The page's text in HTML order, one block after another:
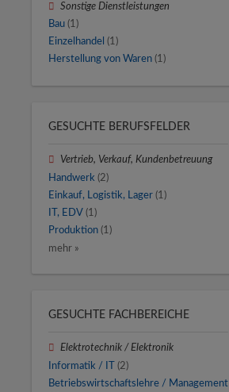
Sonstige Dienstleistungen
Bau (1)
Einzelhandel (1)
Herstellung von Waren (1)
GESUCHTE BERUFSFELDER
Vertrieb, Verkauf, Kundenbetreuung
Handwerk (2)
Einkauf, Logistik, Lager (1)
IT, EDV (1)
Produktion (1)
mehr »
GESUCHTE FACHBEREICHE
Elektrotechnik / Elektronik
Informatik / IT
(2)
Betriebswirtschaftslehre / Management